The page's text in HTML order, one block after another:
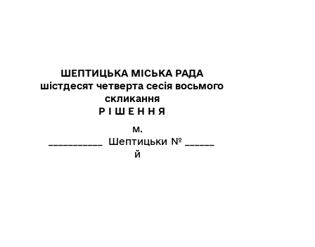
ШЕПТИЦЬКА МІСЬКА РАДА
шістдесят четверта сесія восьмого
скликання
Р І Ш Е Н Н Я
м.
Шептицьки
й
№ ______